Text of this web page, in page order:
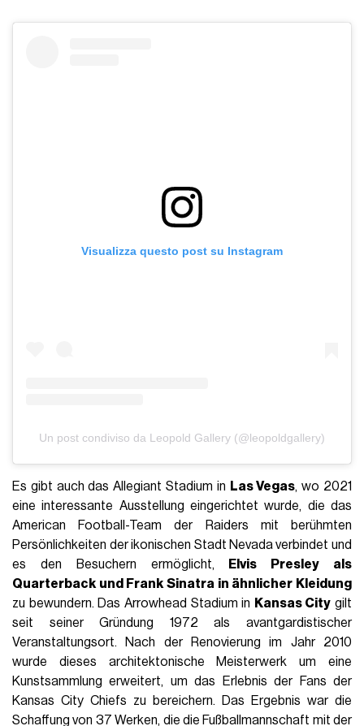
Visualizza questo post su Instagram
Un post condiviso da Leopold Gallery (@leopoldgallery)
Es gibt auch das Allegiant Stadium in Las Vegas, wo 2021
eine interessante Ausstellung eingerichtet wurde, die das
American Football-Team der Raiders mit berühmten
Persönlichkeiten der ikonischen Stadt Nevada verbindet und
es den Besuchern ermöglicht,
Elvis Presley als
Quarterback und Frank Sinatra in ähnlicher Kleidung
zu bewundern. Das Arrowhead Stadium in Kansas City gilt
seit seiner Gründung 1972 als avantgardistischer
Veranstaltungsort. Nach der Renovierung im Jahr 2010
wurde dieses architektonische Meisterwerk um eine
Kunstsammlung erweitert, um das Erlebnis der Fans der
Kansas City Chiefs zu bereichern. Das Ergebnis war die
Schaffung von 37 Werken, die die Fußballmannschaft mit der